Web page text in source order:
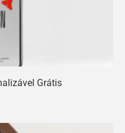
Grátis